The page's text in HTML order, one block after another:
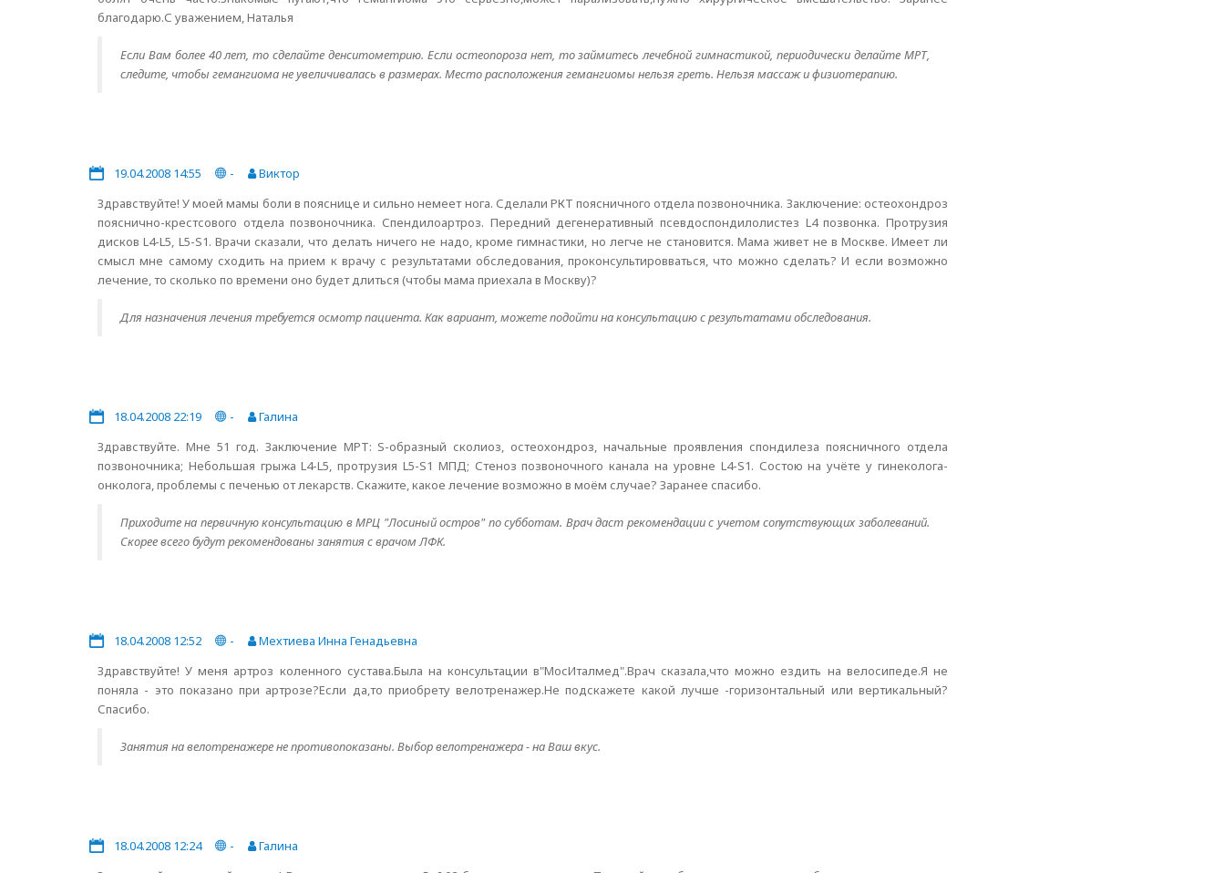
благодарю.С уважением, Наталья
Если Вам более 40 лет, то сделайте денситометрию. Если остеопороза нет, то займитесь лечебной гимнастикой, периодически делайте МРТ,
следите, чтобы гемангиома не увеличивалась в размерах. Место расположения гемангиомы нельзя греть. Нельзя массаж и физиотерапию.
19.04.2008 14:55 -
Виктор
Здравствуйте! У моей мамы боли в пояснице и сильно немеет нога. Сделали РКТ поясничного отдела позвоночника. Заключение: остеохондроз
пояснично-крестсового отдела позвоночника. Спендилоартроз. Передний дегенеративный псевдоспондилолистез L4 позвонка. Протрузия
дисков L4-L5, L5-S1. Врачи сказали, что делать ничего не надо, кроме гимнастики, но легче не становится. Мама живет не в Москве. Имеет ли
смысл мне самому сходить на прием к врачу с результатами обследования, проконсультировваться, что можно сделать? И если возможно
лечение, то сколько по времени оно будет длиться (чтобы мама приехала в Москву)?
Для назначения лечения требуется осмотр пациента. Как вариант, можете подойти на консультацию с результатами обследования.
18.04.2008 22:19 -
Галина
Здравствуйте. Мне 51 год. Заключение МРТ: S-образный сколиоз, остеохондроз, начальные проявления спондилеза поясничного отдела
позвоночника; Небольшая грыжа L4-L5, протрузия L5-S1 МПД; Стеноз позвоночного канала на уровне L4-S1. Состою на учёте у гинеколога-
онколога, проблемы с печенью от лекарств. Скажите, какое лечение возможно в моём случае? Заранее спасибо.
Приходите на первичную консультацию в МРЦ "Лосиный остров" по субботам. Врач даст рекомендации с учетом сопутствующих заболеваний.
Скорее всего будут рекомендованы занятия с врачом ЛФК.
18.04.2008 12:52 -
Мехтиева Инна Генадьевна
Здравствуйте! У меня артроз коленного сустава.Была на консультации в"МосИталмед".Врач сказала,что можно ездить на велосипеде.Я не
поняла - это показано при артрозе?Если да,то приобрету велотренажер.Не подскажете какой лучше -горизонтальный или вертикальный?
Спасибо.
Занятия на велотренажере не противопоказаны. Выбор велотренажера - на Ваш вкус.
18.04.2008 12:24 -
Галина